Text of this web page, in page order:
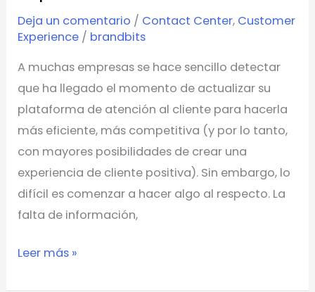
Deja un comentario / Contact Center, Customer
Experience / brandbits
A muchas empresas se hace sencillo detectar
que ha llegado el momento de actualizar su
plataforma de atención al cliente para hacerla
más eficiente, más competitiva (y por lo tanto,
con mayores posibilidades de crear una
experiencia de cliente positiva). Sin embargo, lo
difícil es comenzar a hacer algo al respecto. La
falta de información,
una
plataforma
moderna
de
experiencia
del
cliente
Leer más »